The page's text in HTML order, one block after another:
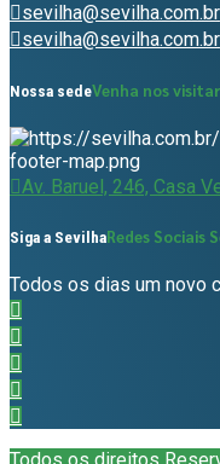
sevilha@sevilha.com.br
sevilha@sevilha.com.br
Nossa sedeVenha nos visitar
Av. Baruel, 246, Casa
Siga a SevilhaRedes Sociais
Todos os dias um novo